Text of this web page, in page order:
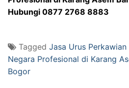
Hubungi 0877 2768 8883
Tagged Jasa Urus
Negara Profesional di Karang
Bogor